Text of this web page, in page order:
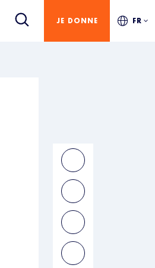
JE DONNE FR